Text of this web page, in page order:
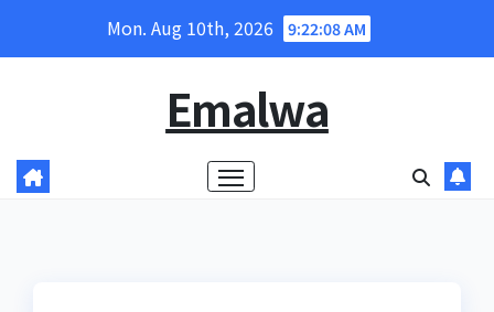
Mon. Aug 10th, 2026 9:22:08 AM
Emalwa